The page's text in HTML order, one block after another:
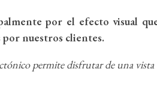
por el efecto visual
por nuestros clientes.
permite disfrutar de una vista